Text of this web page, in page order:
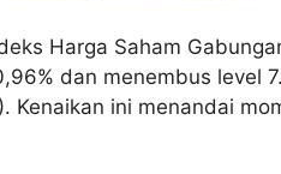
Harga Saham
dan menembus level
Kenaikan ini menandai